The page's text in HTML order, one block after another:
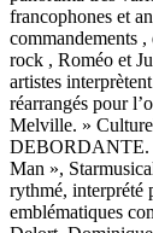
francophones et
commandements
rock , Roméo et
artistes
réarrangés pour
Melville. »
DEBORDANTE.
Man »,
rythmé, interprété
emblématiques